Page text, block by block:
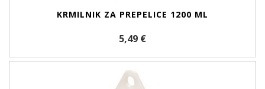
KRMILNIK ZA PREPELICE 1200 ML
5,49 €